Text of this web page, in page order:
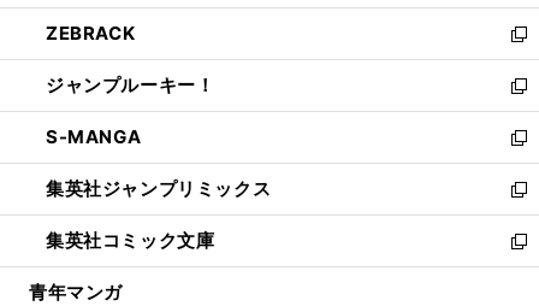
開
く
ウ
で
開
く
ン
ド
ウ
で
開
く
ウ
ィ
ン
ド
ウ
で
開
く
し
い
ウ
ィ
ン
ド
ウ
で
開
く
ZEBRACK
新
し
い
ウ
ィ
ン
ド
ウ
で
開
ジャンプルーキー！
新
し
い
ウ
ィ
ン
ド
ウ
S-MANGA
新
し
い
ウ
ィ
ン
集英社ジャンプリミックス
新
し
い
ウ
集英社コミック文庫
新
し
青年マンガ